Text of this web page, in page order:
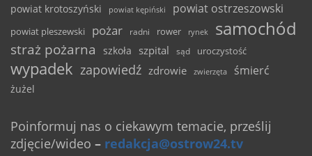
powiat krotoszyński powiat kępiński powiat ostrzeszowski
powiat pleszewski pożar radni rower rynek samochód
straż pożarna szkoła szpital sąd uroczystość
wypadek zapowiedź zdrowie zwierzęta śmierć
żużel
Poinformuj nas o ciekawym temacie, prześlij
zdjęcie/wideo – redakcja@ostrow24.tv